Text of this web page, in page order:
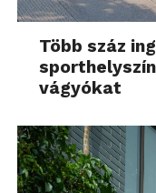
Több száz
vágyókat